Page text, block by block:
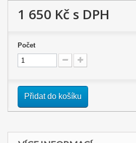
1 650 Kč s DPH
Počet
Přidat do košíku